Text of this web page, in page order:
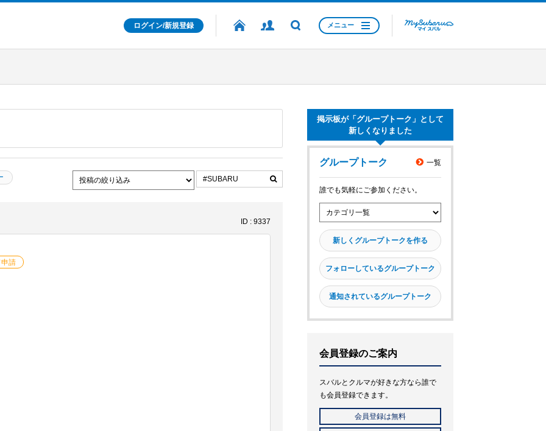
ログイン/新規登録 メニュー
ID : 9337
請
掲示板が「グループトーク」として
新しくなりました
グループトーク 一覧
誰でも気軽にご参加ください。
新しくグループトークを作る
フォローしているグループトーク
通知されているグループトーク
会員登録のご案内
スバルとクルマが好きな方なら誰で
も会員登録できます。
会員登録は無料